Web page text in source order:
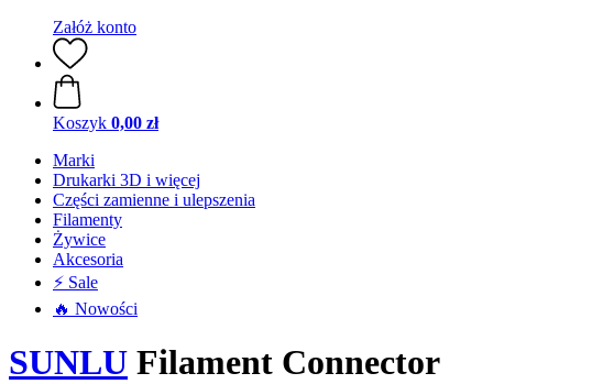
Załóż konto
Koszyk 0,00 zł
Marki
Drukarki 3D i więcej
Części zamienne i ulepszenia
Filamenty
Żywice
Akcesoria
⚡ Sale
🔥 Nowości
SUNLU Filament Connector